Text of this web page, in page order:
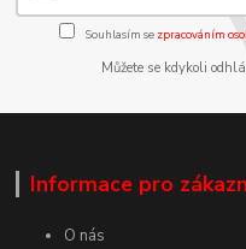
Souhlasím se zpracováním
Můžete se kdykoli
Informace pro
O nás